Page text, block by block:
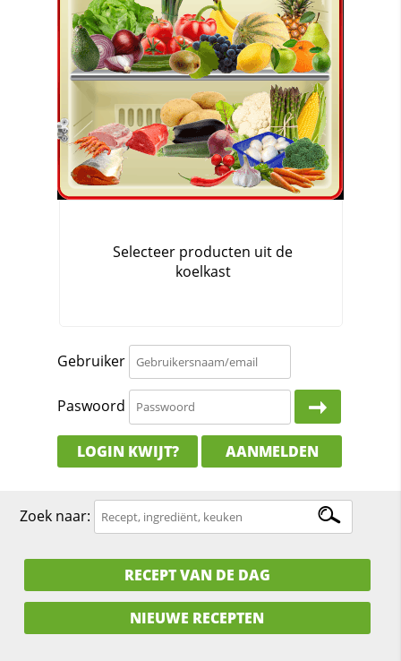
Gebruiker
Paswoord
LOGIN KWIJT? AANMELDEN
Zoek naar:
RECEPT VAN DE DAG
NIEUWE RECEPTEN